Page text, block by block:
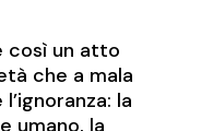
così un atto
che a mala
la